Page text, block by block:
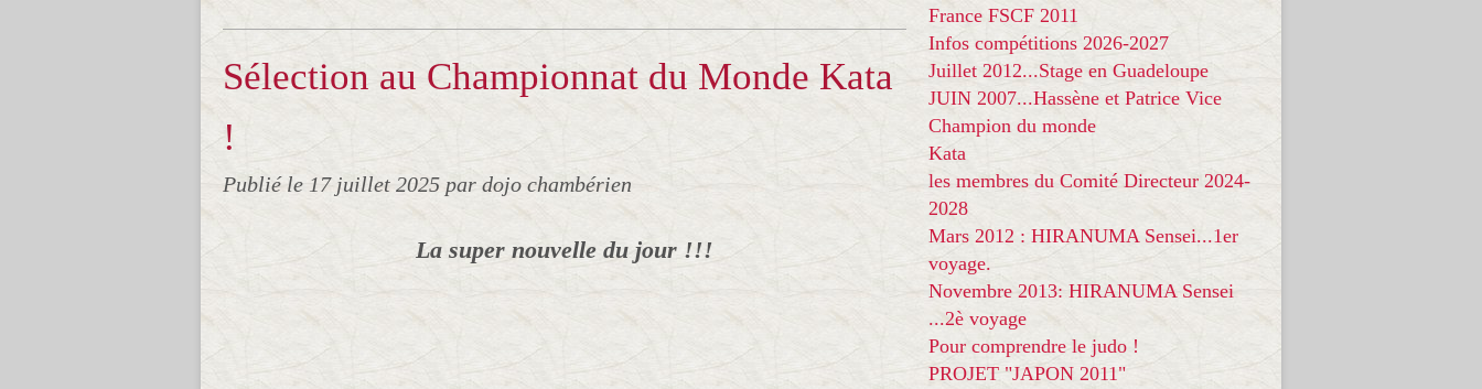
Sélection au Championnat du Monde Kata
!
Publié le 17 juillet 2025 par dojo chambérien
La super nouvelle du jour !!!
France FSCF 2011
Infos compétitions 2026-2027
Juillet 2012...Stage en Guadeloupe
JUIN 2007...Hassène et Patrice Vice
Champion du monde
Kata
les membres du Comité Directeur 2024-
2028
Mars 2012 : HIRANUMA Sensei...1er
voyage.
Novembre 2013: HIRANUMA Sensei
...2è voyage
Pour comprendre le judo !
PROJET "JAPON 2011"